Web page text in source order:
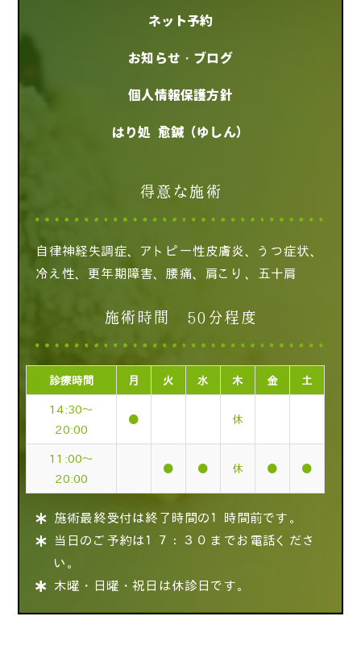
ネット予約
お知らせ・ブログ
個人情報保護方針
はり処 愈鍼（ゆしん）
得意な施術
自律神経失調症、アトピー性皮膚炎、うつ症状、
冷え性、更年期障害、腰痛、肩こり、五十肩
施術時間 50分程度
診療時間 月 火 水 木 金 土
14:30～
20:00
● 休
11:00～
20:00
● ● 休 ● ●
施術最終受付は終了時間の１時間前です。
当日のご予約は１７：３０までお電話くださ
い。
木曜・日曜・祝日は休診日です。